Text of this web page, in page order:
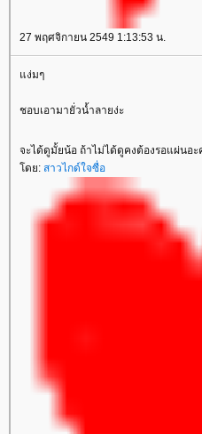
27 พฤศจิกายน 2549 1:13:53 น.
ง่มๆ
ชอบเอามายั่วน้ำลายง่ะ
จะได้ดูมั้ยน้อ ถ้าไม่ได้ดูคงต้องรอแผ่นอะ
ดย: สาวไกด์ใจซื่อ